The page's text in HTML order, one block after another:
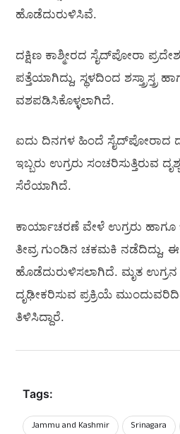
ಹೊಡೆದುರುಳಿಸಿವೆ.
ದಕ್ಷಿಣ ಕಾಶ್ಮೀರದ ಸೈದ್‌ಪೋರಾ
ಪತ್ತೆಯಾಗಿದ್ದು, ಸ್ಥಳದಿಂದ ಶಸ್ತ್ರಾಸ್ತ್ರ
ವಶಪಡಿಸಿಕೊಳ್ಳಲಾಗಿದೆ.
ಐದು ದಿನಗಳ ಹಿಂದೆ ಸೈದ್‌ಪೋರಾದ
ಇಬ್ಬರು ಉಗ್ರರು ಸಂಚರಿಸುತ್ತಿರುವ
ಸೆರೆಯಾಗಿದೆ.
ಕಾರ್ಯಾಚರಣೆ ವೇಳೆ ಉಗ್ರರು
ತೀವ್ರ ಗುಂಡಿನ ಚಕಮಕಿ ನಡೆದಿದ್ದು,
ಹೊಡೆದುರುಳಿಸಲಾಗಿದೆ. ಮೃತ ಉಗ್ರನ
ದೃಢೀಕರಿಸುವ ಪ್ರಕ್ರಿಯೆ
ತಿಳಿಸಿದ್ದಾರೆ.
Tags:
Jammu and Kashmir Srinagara